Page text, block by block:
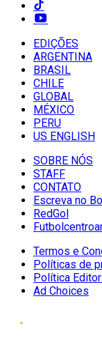
EDIÇÕES
ARGENTINA
BRASIL
CHILE
GLOBAL
MÉXICO
PERU
US ENGLISH
SOBRE NÓS
STAFF
CONTATO
Escreva no
RedGol
Termos e
Políticas de
Política
Ad Choices